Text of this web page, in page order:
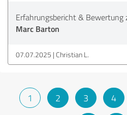
Erfahrungsbericht & Bewertung
Marc Barton
07.07.2025 Christian L.
1 2 3 4